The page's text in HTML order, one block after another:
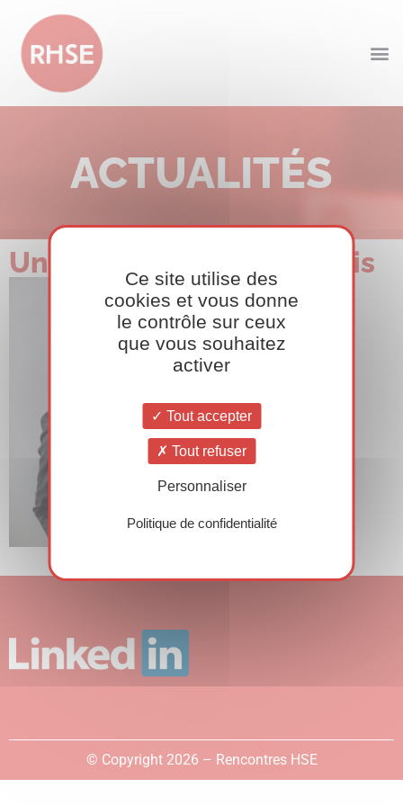
ACTUALITÉS
Unicem 21/09/2016 Paris
© Copyright 2026 – Rencontres HSE
Ce site utilise des
cookies et vous donne
le contrôle sur ceux
que vous souhaitez
activer
Tout accepter
Tout refuser
Personnaliser
Politique de confidentialité